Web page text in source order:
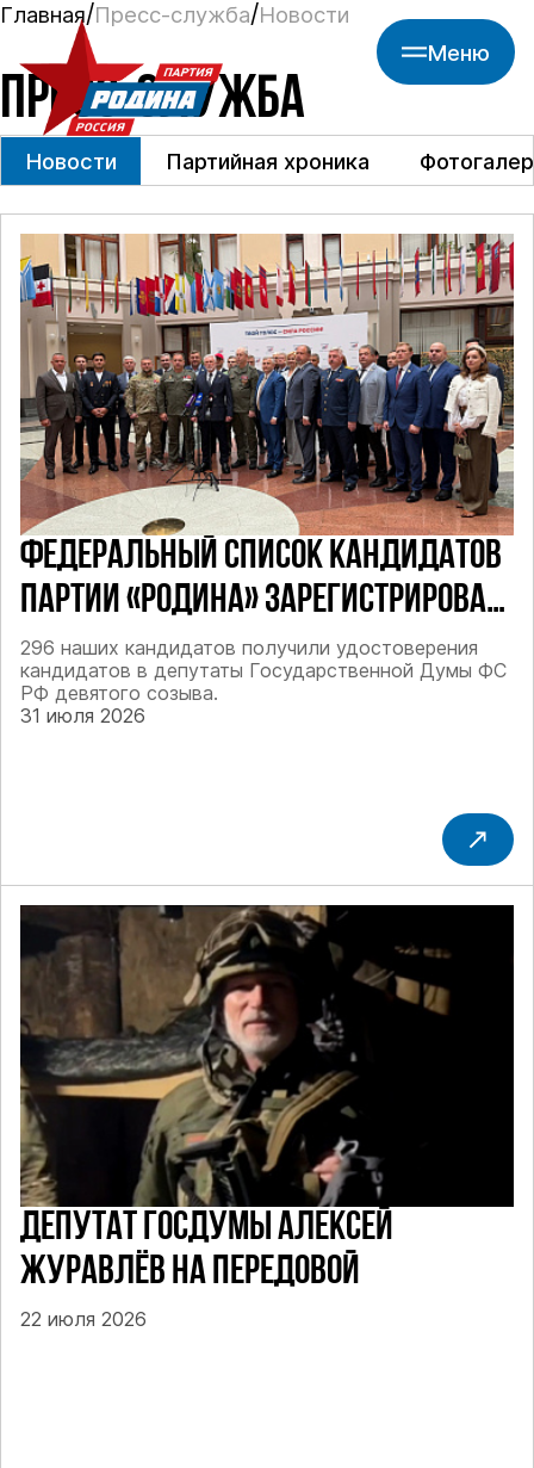
Меню
Главная Пресс-служба Новости
ПРЕСС-СЛУЖБА
Новости Партийная хроника
ФЕДЕРАЛЬНЫЙ СПИСОК КАНДИДАТОВ
ПАРТИИ «РОДИНА» ЗАРЕГИСТРИРОВАН
ПОСТАНОВЛЕНИЕМ ЦИК РФ
296 наших кандидатов получили удостоверения
кандидатов в депутаты Государственной Думы ФС
РФ девятого созыва.
31 июля 2026
ДЕПУТАТ ГОСДУМЫ АЛЕКСЕЙ
ЖУРАВЛЁВ НА ПЕРЕДОВОЙ
22 июля 2026